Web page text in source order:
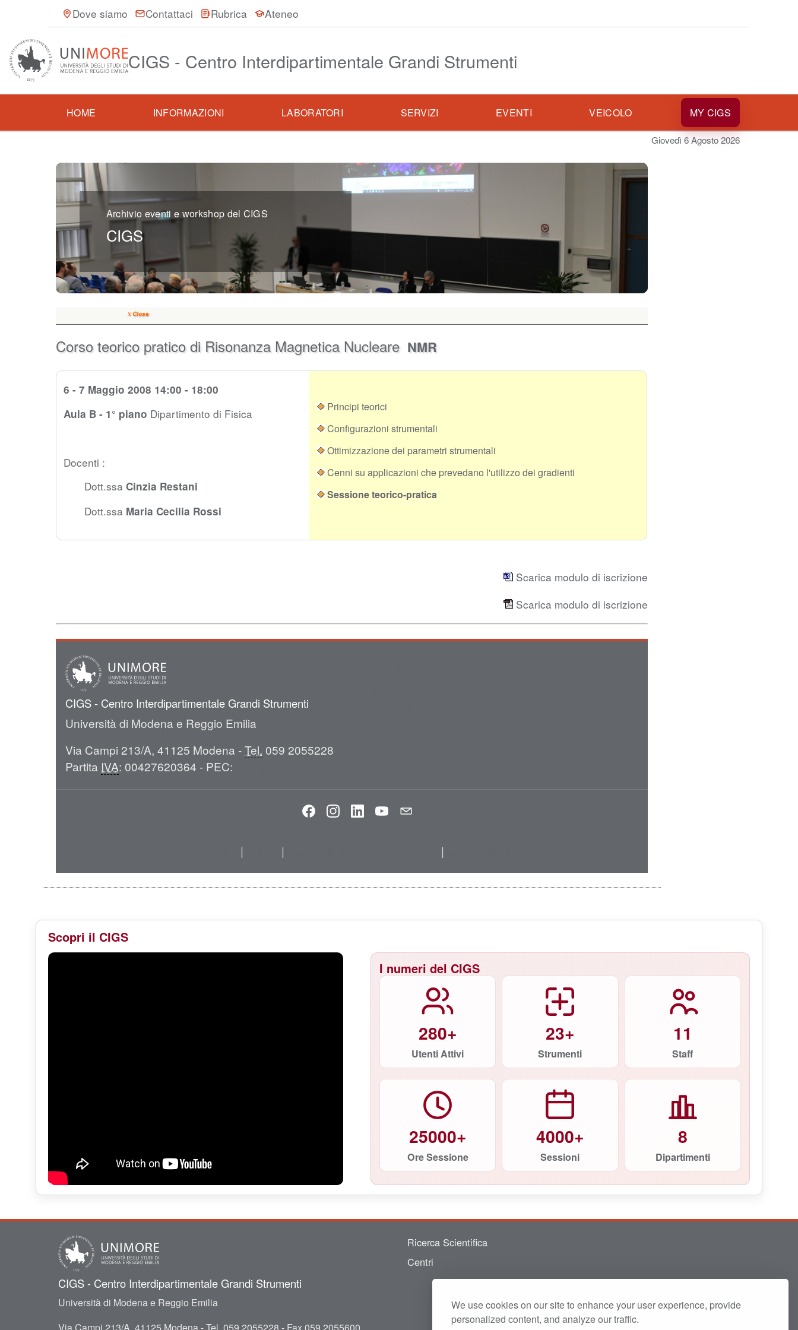
We use cookies on our site to enhance your user experience, provide
personalized content, and analyze our traffic.
Dove siamo Contattaci Rubrica Ateneo
CIGS - Centro Interdipartimentale Grandi Strumenti
HOME INFORMAZIONI LABORATORI SERVIZI EVENTI VEICOLO MY CIGS
Giovedì 6 Agosto 2026
Archivio eventi e workshop del CIGS
CIGS
Corso teorico pratico di Risonanza Magnetica Nucleare NMR
6 - 7 Maggio 2008 14:00 - 18:00
Aula B - 1° piano Dipartimento di Fisica
Docenti :
Dott.ssa Cinzia Restani
Dott.ssa Maria Cecilia Rossi
Principi teorici
Configurazioni strumentali
Ottimizzazione dei parametri strumentali
Cenni su applicazioni che prevedano l'utilizzo dei gradienti
Sessione teorico-pratica
Scarica modulo di iscrizione
Scarica modulo di iscrizione
CIGS - Centro Interdipartimentale Grandi Strumenti
Università di Modena e Reggio Emilia
Via Campi 213/A, 41125 Modena -Tel. 059 2055228
Partita IVA: 00427620364 - PEC:
FacebookInstagram
LinkedInYouTube
| | |
Scopri il CIGS
I numeri del CIGS
280+
Utenti Attivi
23+
Strumenti
11
Staff
25000+
Ore Sessione
4000+
Sessioni
8
Dipartimenti
CIGS - Centro Interdipartimentale Grandi Strumenti
Università di Modena e Reggio Emilia
Ricerca Scientifica
Centri